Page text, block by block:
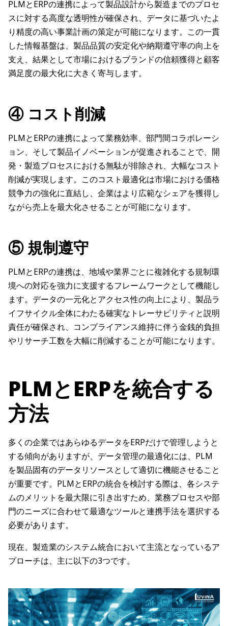
PLMとERPの連携によって製品設計から製造までのプロセ
スに対する高度な透明性が確保され、データに基づいたよ
り精度の高い事業計画の策定が可能になります。この一貫
した情報基盤は、製品品質の安定化や納期遵守率の向上を
支え、結果として市場におけるブランドの信頼獲得と顧客
満足度の最大化に大きく寄与します。
④ コスト削減
PLMとERPの連携によって業務効率、部門間コラボレーシ
ョン、そして製品イノベーションが促進されることで、開
発・製造プロセスにおける無駄が排除され、大幅なコスト
削減が実現します。このコスト最適化は市場における価格
競争力の強化に直結し、企業はより広範なシェアを獲得し
ながら売上を最大化させることが可能になります。
⑤ 規制遵守
PLMとERPの連携は、地域や業界ごとに複雑化する規制環
境への対応を強力に支援するフレームワークとして機能し
ます。データの一元化とアクセス性の向上により、製品ラ
イフサイクル全体にわたる確実なトレーサビリティと説明
責任が確保され、コンプライアンス維持に伴う金銭的負担
やリサーチ工数を大幅に削減することが可能になります。
PLMとERPを統合する
方法
多くの企業ではあらゆるデータをERPだけで管理しようと
する傾向がありますが、データ管理の最適化には、PLM
を製品固有のデータリソースとして適切に機能させること
が重要です。PLMとERPの統合を検討する際は、各システ
ムのメリットを最大限に引き出すため、業務プロセスや部
門のニーズに合わせて最適なツールと連携手法を選択する
必要があります。
現在、製造業のシステム統合において主流となっているア
プローチは、主に以下の3つです。